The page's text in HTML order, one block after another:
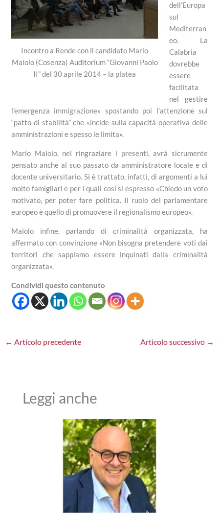
Incontro a Rende con il candidato Mario
Maiolo (Cosenza) Auditorium “Giovanni Paolo
II” del 30 aprile 2014 – la platea
dell’Europa
sul
Mediterran
eo. La
Calabria
dovrebbe
essere
facilitata
nel gestire
l’emergenza immigrazione» spostando poi l’attenzione sul
“patto di stabilità” che «incide sulla capacità operativa delle
amministrazioni e spesso le limita».
Mario Maiolo, nel ringraziare i presenti, avrà sicrumente
pensato anche al suo passato da amministratore locale e di
docente universitario. Si è trattato, infatti, di argomenti a lui
molto famigliari e per i quali così si espresso «Chiedo un voto
motivato, per poter fare politica. Il ruolo del parlamentare
europeo è quello di promuovere il regionalismo europeo».
Maiolo infine, parlando di criminalità organizzata, ha
affermato con convinzione «Non bisogna pretendere voti dai
territori che sappiamo essere inquinati dalla criminalità
organizzata».
Condividi questo contenuto
← Articolo precedente Articolo successivo →
Leggi anche